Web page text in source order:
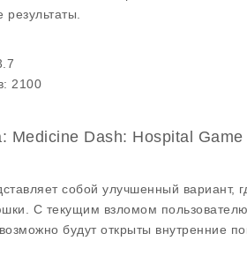
2100
Medicine Dash: Hospital
собой улучшенный вариант,
С текущим взломом
будут открыты внутренние